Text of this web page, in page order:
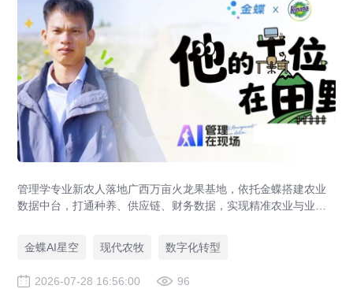
管理学专业新农人落地广西万亩火龙果基地，依托金蝶搭建农业
数据中台，打通种养、供应链、财务数据，实现精准农业与业财
金蝶AI星空
现代农牧 数字化转型
2026-07-28 16:56:00 96